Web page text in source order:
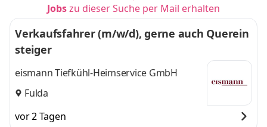
Jobszu dieser Suche per Mail erhalten
Verkaufsfahrer (m/w/d), gerne auch Querein
steiger
eismann Tiefkühl-Heimservice GmbH
Fulda
vor 2 Tagen